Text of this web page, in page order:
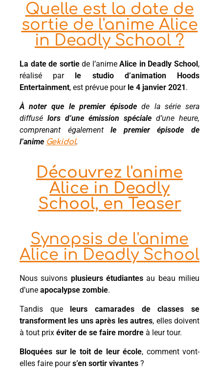
Quelle est la date de
sortie de l'anime Alice
in Deadly School ?
La date de sortiede l’animeAlice in Deadly School ,
réalisé par
le studio d’animation Hoods
Entertainment, est prévue pour le 4 janvier 2021 .
À noter que le premier épisode de la série sera
diffusé lors d’une émission spéciale d’une heure,
comprenant égalementle premier épisode de
l’anime Gekidol.
Découvrez l'anime
Alice in Deadly
School, en Teaser
Synopsis de l'anime
Alice in Deadly School
Nous suivons plusieurs étudiantes au beau milieu
d’une apocalypse zombie.
Tandis que
leurs camarades de classes se
transforment les uns après les autres, elles doivent
à tout prix éviter de se faire mordre à leur tour.
Bloquées sur le toit de leur école, comment vont-
elles faire pours’en sortir vivantes ?